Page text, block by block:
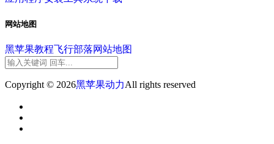
网站地图
黑苹果教程飞行部落网站地图
Copyright © 2026黑苹果动力All rights reserved